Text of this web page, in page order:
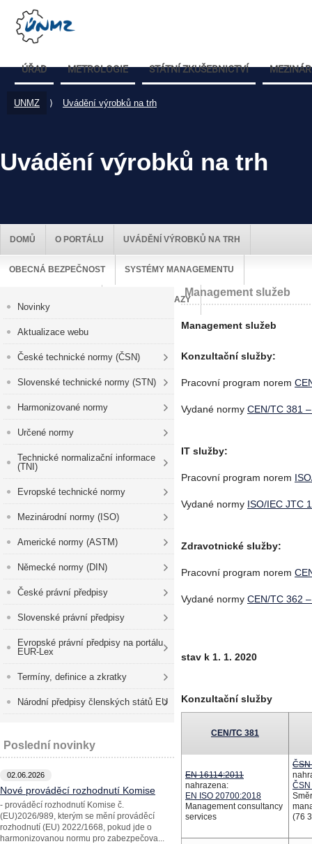
ÚŘAD METROLOGIE STÁTNÍ ZKUŠEBNICTVÍ
UNMZ ⟩ Uvádění výrobků na trh
Uvádění výrobků na trh
DOMŮ O PORTÁLU UVÁDĚNÍ VÝROBKŮ NA TRH
OBECNÁ BEZPEČNOST SYSTÉMY MANAGEMENTU
UŽITEČNÉ ODKAZY
Novinky
Aktualizace webu
České technické normy (ČSN)
Slovenské technické normy (STN)
Harmonizované normy
Určené normy
Technické normalizační informace
(TNI)
Evropské technické normy
Mezinárodní normy (ISO)
Americké normy (ASTM)
Německé normy (DIN)
České právní předpisy
Slovenské právní předpisy
Evropské právní předpisy na portálu
EUR-Lex
Termíny, definice a zkratky
Národní předpisy členských států EU
Poslední novinky
02.06.2026
Nové prováděcí rozhodnutí Komise
- prováděcí rozhodnutí Komise č.
(EU)2026/989, kterým se mění prováděcí
rozhodnutí (EU) 2022/1668, pokud jde o
harmonizovanou normu pro zabezpečova...
Management služeb
Management služeb
Konzultační služby:
Pracovní program norem
Vydané normy CEN/TC 381
IT služby:
Pracovní program norem
Vydané normy ISO/IEC JTC
Zdravotnické služby:
Pracovní program norem
Vydané normy CEN/TC 362
stav k 1. 1. 2020
Konzultační služby
CEN/TC 381
EN 16114:2011
nahrazena:
EN ISO 20700:2018
Management consultancy
services
(76